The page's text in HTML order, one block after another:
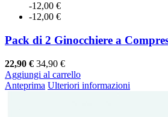
-12,00 €
-12,00 €
Pack di 2 Ginocchiere a
22,90 € 34,90 €
Aggiungi al carrello
Anteprima Ulteriori informazioni